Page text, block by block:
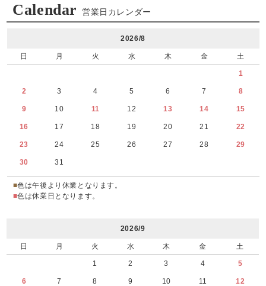
Calendar 営業日カレンダー
2026/8
日 月 火 水 木 金 土
1
2 3 4 5 6 7 8
9 10 11 12 13 14 15
16 17 18 19 20 21 22
23 24 25 26 27 28 29
30 31
■色は午後より休業となります。
■色は休業日となります。
2026/9
日 月 火 水 木 金 土
1 2 3 4 5
6 7 8 9 10 11 12